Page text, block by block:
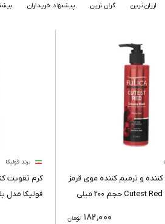
ارزان ترین گران ترین پیشنهاد خریداران
و ترمیم کننده موی قرمز
فولیکا مدل Cutest Red حجم 200 میلی
تومان 182,000
برند فولیکا
کرم تقویت
فولیکا مدل